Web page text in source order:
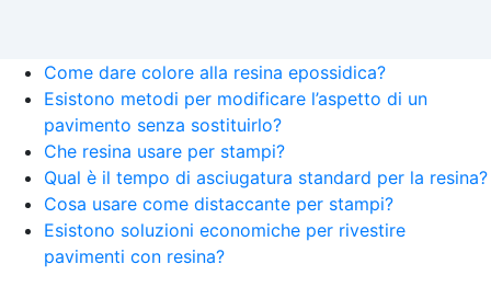
Come dare colore alla resina epossidica?
Esistono metodi per modificare l’aspetto di un
pavimento senza sostituirlo?
Che resina usare per stampi?
Qual è il tempo di asciugatura standard per la resina?
Cosa usare come distaccante per stampi?
Esistono soluzioni economiche per rivestire
pavimenti con resina?